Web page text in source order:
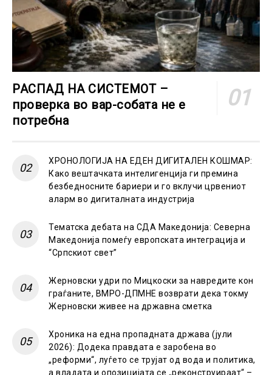
РАСПАД НА СИСТЕМОТ –
проверка во вар-собата не е
потребна
ХРОНОЛОГИЈА НА ЕДЕН ДИГИТАЛЕН КОШМАР:
Како вештачката интелигенција ги премина
безбедносните бариери и го вклучи црвениот
аларм во дигиталната индустрија
Тематска дебата на СДА Македонија: Северна
Македонија помеѓу европската интеграција и
“Српскиот свет”
Жерновски удри по Мицкоски за навредите кон
граѓаните, ВМРО-ДПМНЕ возврати дека токму
Жерновски живее на државна сметка
Хроника на една пропадната држава (јули
2026): Додека правдата е заробена во
„реформи“, луѓето се трујат од вода и политика,
а владата и опозицијата се „реконструираат“ –